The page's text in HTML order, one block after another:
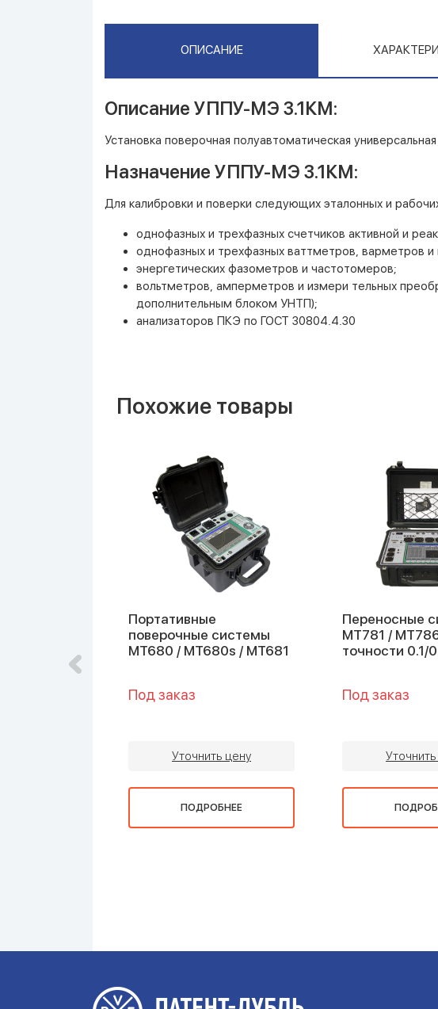
ОПИСАНИЕ
Описание УППУ-МЭ 3.1КМ:
Установка поверочная полуавтоматическая
Назначение УППУ-МЭ 3.1КМ:
Для калибровки и поверки следующих эталонных и
однофазных и трехфазных счетчиков активной и
однофазных и трехфазных ваттметров, варметров
энергетических фазометров и частотомеров;
вольтметров, амперметров и измери тельных
дополнительным блоком УНТП);
анализаторов ПКЭ по ГОСТ 30804.4.30
Похожие товары
Портативные
поверочные системы
MT680 / MT680s / MT681
Под заказ
Уточнить цену
ПОДРОБНЕЕ
Переносные
МТ781 /
точности 0.1/
Под заказ